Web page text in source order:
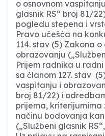
o osnovnom
glasnik RS“ broj 81/
pogledu stepena i
Pravo učešća na
114. stav (5) Zakona
obrazovanju
Prijem radnika u
sa članom 127. stav
vaspitanju i
broj 81/22) i
prijema,
načinu bodovanja
(„Službeni glasnik